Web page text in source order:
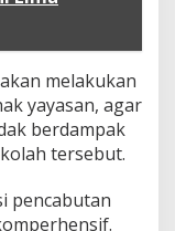
melakukan
yayasan, agar
berdampak
tersebut.
pencabutan